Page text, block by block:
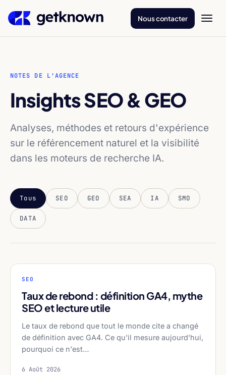
Nous contacter
NOTES DE L'AGENCE
Insights SEO & GEO
Analyses, méthodes et retours d'expérience
sur le référencement naturel et la visibilité
dans les moteurs de recherche IA.
Tous SEO GEO SEA IA SMO
DATA
SEO
Taux de rebond : définition GA4, mythe
SEO et lecture utile
Le taux de rebond que tout le monde cite a changé
de définition avec GA4. Ce qu'il mesure aujourd'hui,
pourquoi ce n'est…
6 Août 2026